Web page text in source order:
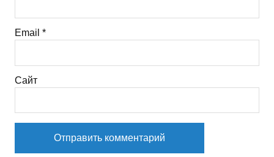
Email *
Сайт